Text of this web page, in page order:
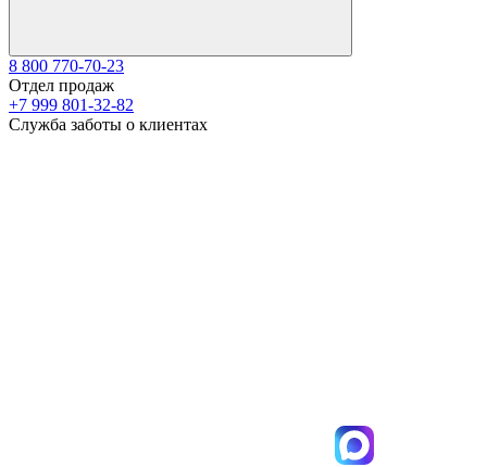
8 800 770-70-23
Отдел продаж
+7 999 801-32-82
Служба заботы о клиентах